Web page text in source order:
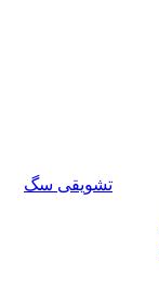
تشویقی سگ